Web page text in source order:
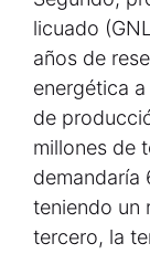
licuado
años de
energética
de
millones de
demandaría
teniendo un
tercero, la